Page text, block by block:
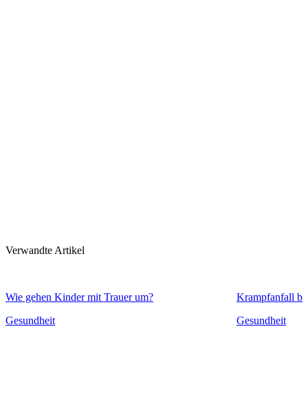
Verwandte Artikel
Wie gehen Kinder mit Trauer um?
Gesundheit
Krampfanfall
Gesundheit